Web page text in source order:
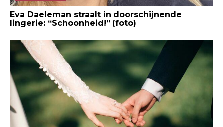
Eva Daeleman straalt in doorschijnende
lingerie: “Schoonheid!” (foto)